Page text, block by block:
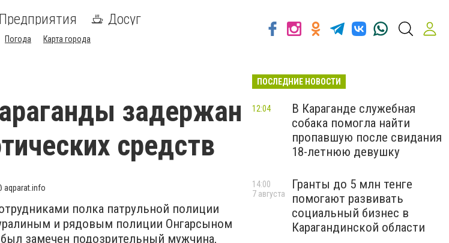
Предприятия Досуг
Погода Карта города
задержан
средств
aqparat.info
полка патрульной полиции
и рядовым полиции Онгарсыном
замечен подозрительный мужчина,
ПОСЛЕДНИЕ НОВОСТИ
В Караганде служебная
собака помогла найти
пропавшую после свидания
18-летнюю девушку
12:04
Гранты до 5 млн тенге
помогают развивать
социальный бизнес в
Карагандинской области
14:00
7 августа